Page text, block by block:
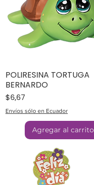
POLIRESINA TORTUGA
BERNARDO
Precio
$6,67
Envíos sólo en Ecuador
Agregar al carrito